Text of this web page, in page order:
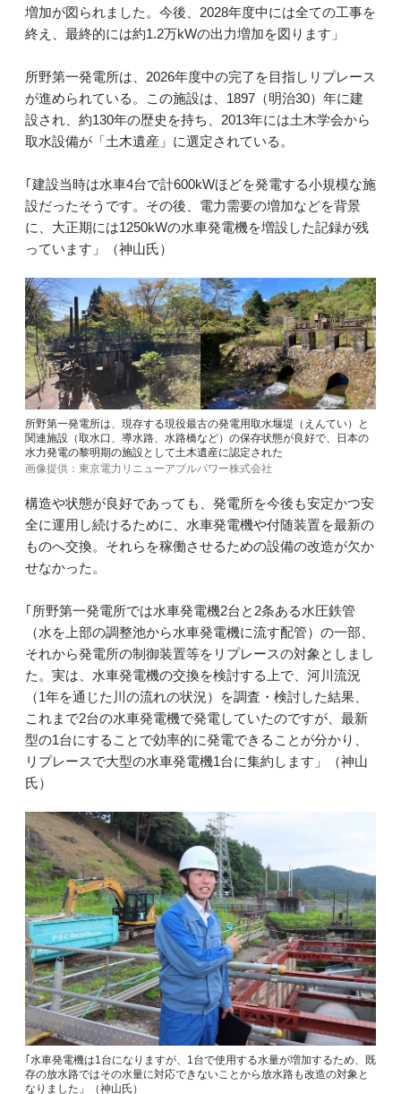
増加が図られました。今後、2028年度中には全ての工事を
終え、最終的には約1.2万kWの出力増加を図ります」
所野第一発電所は、2026年度中の完了を目指しリプレース
が進められている。この施設は、1897（明治30）年に建
設され、約130年の歴史を持ち、2013年には土木学会から
取水設備が「土木遺産」に選定されている。
｢建設当時は水車4台で計600kWほどを発電する小規模な施
設だったそうです。その後、電力需要の増加などを背景
に、大正期には1250kWの水車発電機を増設した記録が残
っています」（神山氏）
所野第一発電所は、現存する現役最古の発電用取水堰堤（えんてい）と
関連施設（取水口、導水路、水路橋など）の保存状態が良好で、日本の
水力発電の黎明期の施設として土木遺産に認定された
画像提供：東京電力リニューアブルパワー株式会社
構造や状態が良好であっても、発電所を今後も安定かつ安
全に運用し続けるために、水車発電機や付随装置を最新の
ものへ交換。それらを稼働させるための設備の改造が欠か
せなかった。
｢所野第一発電所では水車発電機2台と2条ある水圧鉄管
（水を上部の調整池から水車発電機に流す配管）の一部、
それから発電所の制御装置等をリプレースの対象としまし
た。実は、水車発電機の交換を検討する上で、河川流況
（1年を通じた川の流れの状況）を調査・検討した結果、
これまで2台の水車発電機で発電していたのですが、最新
型の1台にすることで効率的に発電できることが分かり、
リプレースで大型の水車発電機1台に集約します」（神山
氏）
｢水車発電機は1台になりますが、1台で使用する水量が増加するため、既
存の放水路ではその水量に対応できないことから放水路も改造の対象と
なりました」（神山氏）